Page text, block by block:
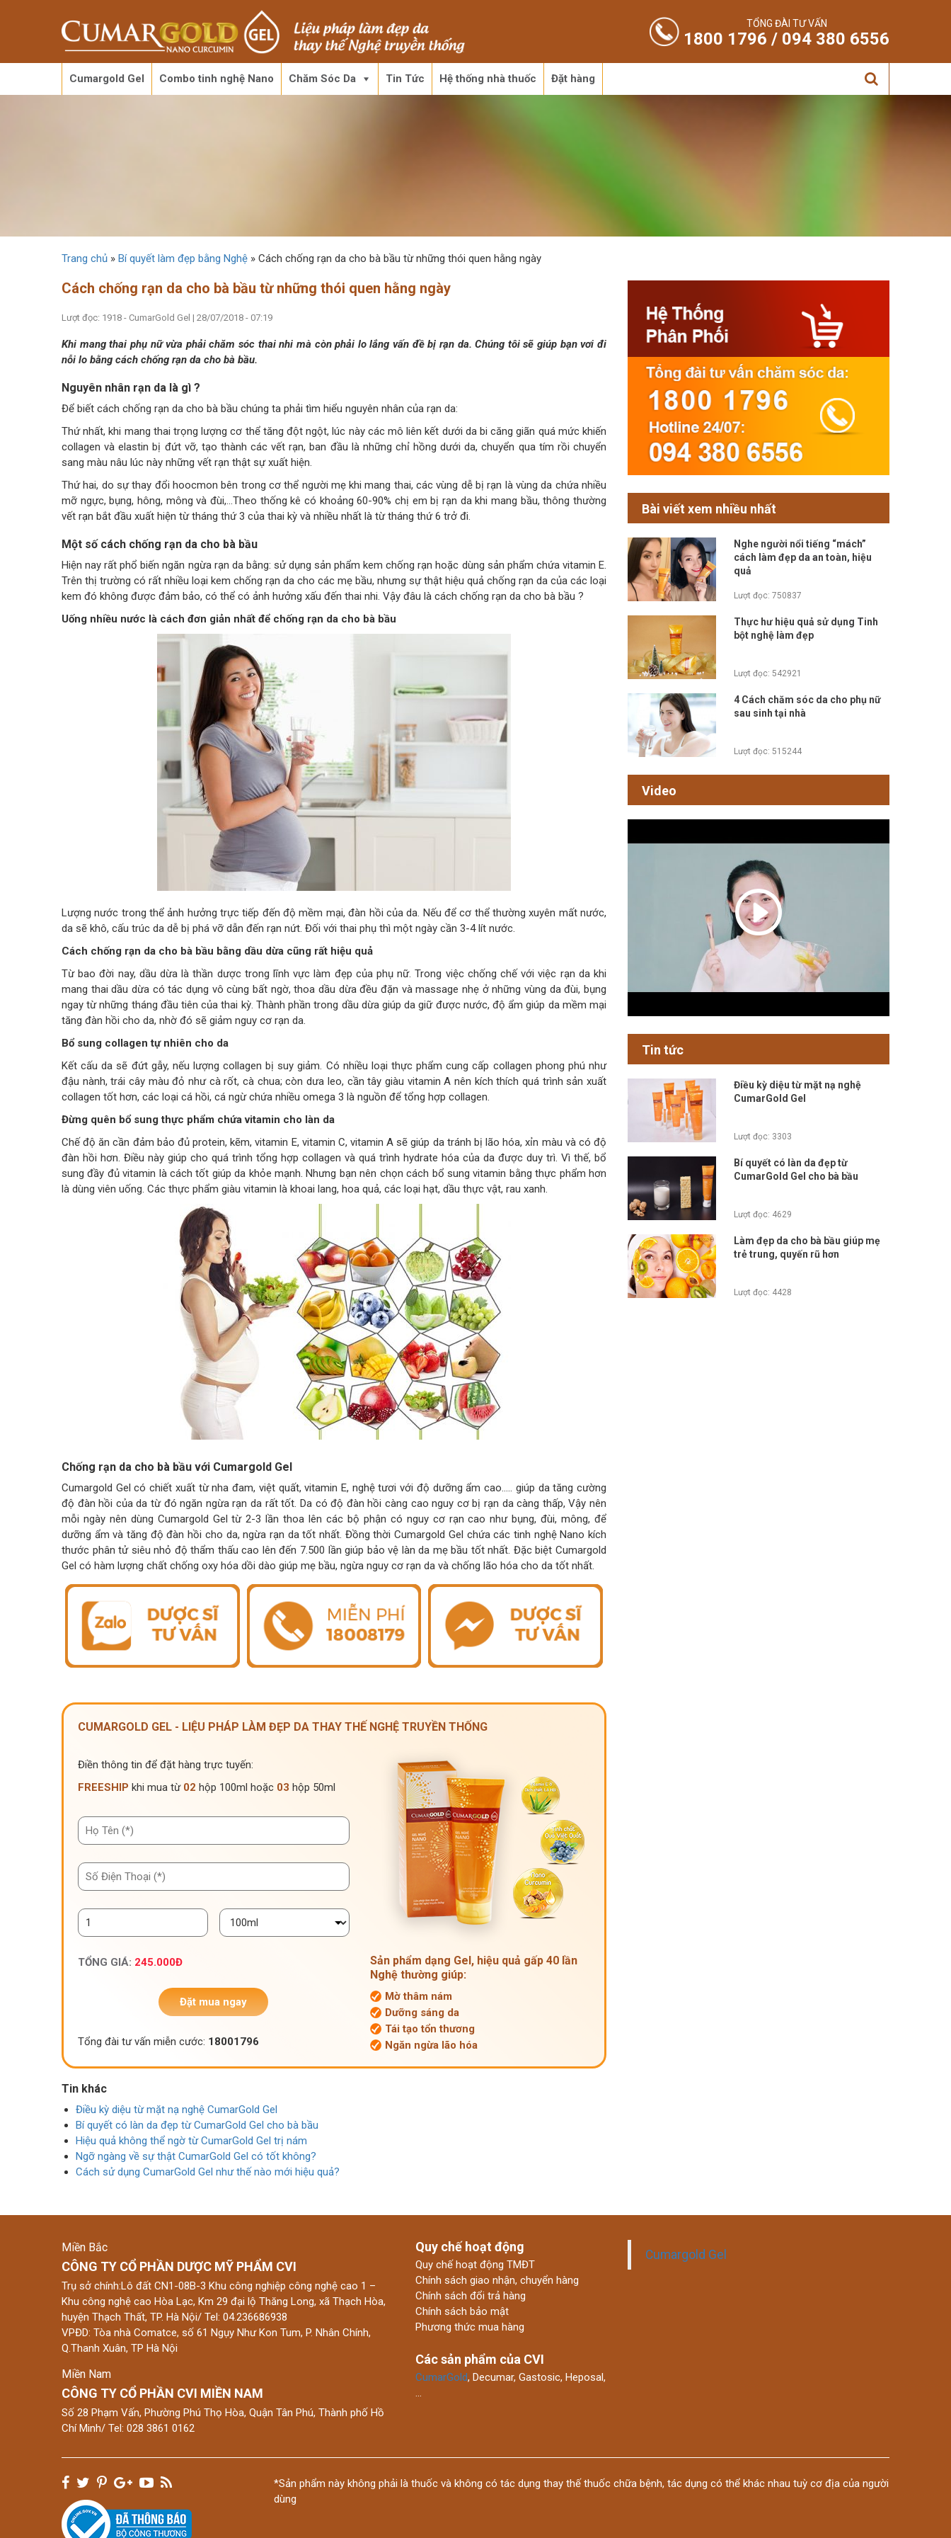
TỔNG ĐÀI TƯ VẤN
1800 1796 / 094 380 6556
Cumargold Gel Combo tinh nghệ Nano Chăm Sóc Da Tin Tức Hệ thống nhà thuốc Đặt hàng
Trang chủ » Bí quyết làm đẹp bằng Nghệ » Cách chống rạn da cho bà bầu từ những thói quen hằng ngày
Cách chống rạn da cho bà bầu từ những thói quen hằng ngày
Lượt đọc: 1918 - CumarGold Gel | 28/07/2018 - 07:19
Khi mang thai phụ nữ vừa phải chăm sóc thai nhi mà còn phải lo lắng vấn đề bị rạn da. Chúng tôi sẽ giúp bạn vơi đi
nỗi lo bằng cách chống rạn da cho bà bầu.
Nguyên nhân rạn da là gì ?
Để biết cách chống rạn da cho bà bầu chúng ta phải tìm hiểu nguyên nhân của rạn da:
Thứ nhất, khi mang thai trọng lượng cơ thể tăng đột ngột, lúc này các mô liên kết dưới da bi căng giãn quá mức khiến
collagen và elastin bị đứt vỡ, tạo thành các vết rạn, ban đầu là những chỉ hồng dưới da, chuyển qua tím rồi chuyển
sang màu nâu lúc này những vết rạn thật sự xuất hiện.
Thứ hai, do sự thay đổi hoocmon bên trong cơ thể người mẹ khi mang thai, các vùng dễ bị rạn là vùng da chứa nhiều
mỡ ngực, bụng, hông, mông và đùi,…Theo thống kê có khoảng 60-90% chị em bị rạn da khi mang bầu, thông thường
vết rạn bắt đầu xuất hiện từ tháng thứ 3 của thai kỳ và nhiều nhất là từ tháng thứ 6 trở đi.
Một số cách chống rạn da cho bà bầu
Hiện nay rất phổ biến ngăn ngừa rạn da bằng: sử dụng sản phẩm kem chống rạn hoặc dùng sản phẩm chứa vitamin E.
Trên thị trường có rất nhiều loại kem chống rạn da cho các mẹ bầu, nhưng sự thật hiệu quả chống rạn da của các loại
kem đó không được đảm bảo, có thể có ảnh hưởng xấu đến thai nhi. Vậy đâu là cách chống rạn da cho bà bầu ?
Uống nhiều nước là cách đơn giản nhất để chống rạn da cho bà bầu
Lượng nước trong thể ảnh hưởng trực tiếp đến độ mềm mại, đàn hồi của da. Nếu để cơ thể thường xuyên mất nước,
da sẽ khô, cấu trúc da dễ bị phá vỡ dẫn đến rạn nứt. Đối với thai phụ thì một ngày cần 3-4 lít nước.
Cách chống rạn da cho bà bầu bằng dầu dừa cũng rất hiệu quả
Từ bao đời nay, dầu dừa là thần dược trong lĩnh vực làm đẹp của phụ nữ. Trong việc chống chế với việc rạn da khi
mang thai dầu dừa có tác dụng vô cùng bất ngờ, thoa dầu dừa đều đặn và massage nhẹ ở những vùng da đùi, bụng
ngay từ những tháng đầu tiên của thai kỳ. Thành phần trong dầu dừa giúp da giữ được nước, độ ẩm giúp da mềm mại
tăng đàn hồi cho da, nhờ đó sẽ giảm nguy cơ rạn da.
Bổ sung collagen tự nhiên cho da
Kết cấu da sẽ đứt gẫy, nếu lượng collagen bị suy giảm. Có nhiều loại thực phẩm cung cấp collagen phong phú như
đậu nành, trái cây màu đỏ như cà rốt, cà chua; còn dưa leo, cần tây giàu vitamin A nên kích thích quá trình sản xuất
collagen tốt hơn, các loại cá hồi, cá ngừ chứa nhiều omega 3 là nguồn để tổng hợp collagen.
Đừng quên bổ sung thực phẩm chứa vitamin cho làn da
Chế độ ăn cần đảm bảo đủ protein, kẽm, vitamin E, vitamin C, vitamin A sẽ giúp da tránh bị lão hóa, xỉn màu và có độ
đàn hồi hơn. Điều này giúp cho quá trình tổng hợp collagen và quá trình hydrate hóa của da được duy trì. Vì thế, bổ
sung đầy đủ vitamin là cách tốt giúp da khỏe mạnh. Nhưng bạn nên chọn cách bổ sung vitamin bằng thực phẩm hơn
là dùng viên uống. Các thực phẩm giàu vitamin là khoai lang, hoa quả, các loại hạt, dầu thực vật, rau xanh.
Chống rạn da cho bà bầu với Cumargold Gel
Cumargold Gel có chiết xuất từ nha đam, việt quất, vitamin E, nghệ tươi với độ dưỡng ẩm cao….. giúp da tăng cường
độ đàn hồi của da từ đó ngăn ngừa rạn da rất tốt. Da có độ đàn hồi càng cao nguy cơ bị rạn da càng thấp, Vậy nên
mỗi ngày nên dùng Cumargold Gel từ 2-3 lần thoa lên các bộ phận có nguy cơ rạn cao như bụng, đùi, mông, để
dưỡng ẩm và tăng độ đàn hồi cho da, ngừa rạn da tốt nhất. Đồng thời Cumargold Gel chứa các tinh nghệ Nano kích
thước phân tử siêu nhỏ độ thẩm thấu cao lên đến 7.500 lần giúp bảo vệ làn da mẹ bầu tốt nhất. Đặc biệt Cumargold
Gel có hàm lượng chất chống oxy hóa dồi dào giúp mẹ bầu, ngừa nguy cơ rạn da và chống lão hóa cho da tốt nhất.
CUMARGOLD GEL - LIỆU PHÁP LÀM ĐẸP DA THAY THẾ NGHỆ TRUYỀN THỐNG
Sản phẩm dạng Gel, hiệu quả gấp 40 lần
Nghệ thường giúp:
Mờ thâm nám
Dưỡng sáng da
Tái tạo tổn thương
Ngăn ngừa lão hóa
Điền thông tin để đặt hàng trực tuyến:
FREESHIP khi mua từ 02 hộp 100ml hoặc 03 hộp 50ml
TỔNG GIÁ: 245.000Đ
Đặt mua ngay
Tổng đài tư vấn miễn cước: 18001796
Tin khác
Điều kỳ diệu từ mặt nạ nghệ CumarGold Gel
Bí quyết có làn da đẹp từ CumarGold Gel cho bà bầu
Hiệu quả không thể ngờ từ CumarGold Gel trị nám
Ngỡ ngàng về sự thật CumarGold Gel có tốt không?
Cách sử dụng CumarGold Gel như thế nào mới hiệu quả?
Bài viết xem nhiều nhất
Nghe người nổi tiếng “mách”
cách làm đẹp da an toàn, hiệu
quả
Lượt đọc: 750837
Thực hư hiệu quả sử dụng Tinh
bột nghệ làm đẹp
Lượt đọc: 542921
4 Cách chăm sóc da cho phụ nữ
sau sinh tại nhà
Lượt đọc: 515244
Video
Tin tức
Điều kỳ diệu từ mặt nạ nghệ
CumarGold Gel
Lượt đọc: 3303
Bí quyết có làn da đẹp từ
CumarGold Gel cho bà bầu
Lượt đọc: 4629
Làm đẹp da cho bà bầu giúp mẹ
trẻ trung, quyến rũ hơn
Lượt đọc: 4428
Miền Bắc
CÔNG TY CỔ PHẦN DƯỢC MỸ PHẨM CVI
Trụ sở chính:Lô đất CN1-08B-3 Khu công nghiệp công nghệ cao 1 –
Khu công nghệ cao Hòa Lạc, Km 29 đại lộ Thăng Long, xã Thạch Hòa,
huyện Thạch Thất, TP. Hà Nội/ Tel: 04.236686938
VPĐD: Tòa nhà Comatce, số 61 Ngụy Như Kon Tum, P. Nhân Chính,
Q.Thanh Xuân, TP Hà Nội
Miền Nam
CÔNG TY CỔ PHẦN CVI MIỀN NAM
Số 28 Phạm Vấn, Phường Phú Thọ Hòa, Quận Tân Phú, Thành phố Hồ
Chí Minh/ Tel: 028 3861 0162
Quy chế hoạt động
Quy chế hoạt động TMĐT
Chính sách giao nhận, chuyển hàng
Chính sách đổi trả hàng
Chính sách bảo mật
Phương thức mua hàng
Các sản phẩm của CVI
CumarGold, Decumar, Gastosic, Heposal,
…
Cumargold Gel
*Sản phẩm này không phải là thuốc và không có tác dụng thay thế thuốc chữa bệnh, tác dụng có thể khác nhau tuỳ cơ địa của người
dùng